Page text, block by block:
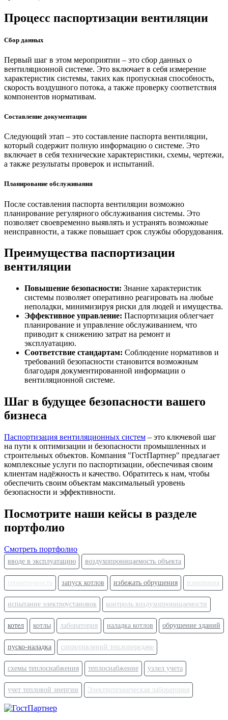
Процесс паспортизации вентиляции
Сбор данных
Первый шаг в этом мероприятии – это сбор данных о
вентиляционной системе. Это включает в себя измерение
характеристик системы, таких как пропускная способность,
скорость воздушного потока, а также проверку соответствия
компонентов нормативам.
Составление документации
Следующий этап – это составление паспорта вентиляции,
который содержит полную информацию о системе. Это
включает в себя технические характеристики, схемы, чертежи,
а также результаты проверок и испытаний.
Планирование обслуживания
После составления паспорта вентиляции возможно
планирование регулярного обслуживания системы. Это
позволяет своевременно выявлять и устранять возможные
неисправности, а также повышает срок службы оборудования.
Преимущества паспортизации
вентиляции
Повышение безопасности: Знание характеристик
системы позволяет оперативно реагировать на любые
неполадки, минимизируя риски для людей и имущества.
Эффективное управление: Паспортизация облегчает
планирование и управление обслуживанием, что
приводит к снижению затрат на ремонт и
эксплуатацию.
Соответствие стандартам: Соблюдение нормативов и
требований безопасности становится возможным
благодаря документированной информации о
вентиляционной системе.
Шаг в будущее безопасности вашего
бизнеса
Паспортизация вентиляционных систем – это ключевой шаг
на пути к оптимизации и безопасности промышленных и
строительных объектов. Компания "ГостПартнер" предлагает
комплексные услуги по паспортизации, обеспечивая своим
клиентам надёжность и качество. Обратитесь к нам, чтобы
обеспечить своим объектам максимальный уровень
безопасности и эффективности.
Посмотрите наши кейсы в разделе
портфолио
Смотреть портфолио
вводе в эксплуатацию воздухопроницаемость объекта
герметичность запуск котлов избежать обрушения измерения
испытание электроустановок контроль воздухопроницаемости
котел котлы лаборатория наладка котлов обрушение зданий
пуско-наладка сопротивлений теплопередаче
схемы теплоснабжения теплоснабжение узлел учета
учет тепловой энергии Электротехническая лаборатория